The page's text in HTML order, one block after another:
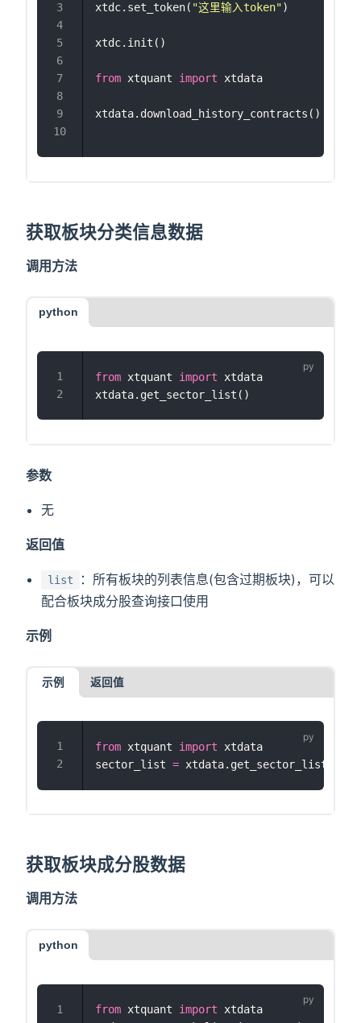
xtdc.set_token( "这里输入token")
xtdc.init()
from xtquant import xtdata
xtdata.download_history_contracts()
获取板块分类信息数据
调用方法
python
from xtquant import xtdata
xtdata.get_sector_list()
参数
无
返回值
list
：所有板块的列表信息(包含过期板块)，可以
配合板块成分股查询接口使用
示例
示例 返回值
from xtquant import xtdata
sector_list = xtdata.get_sector_list()
获取板块成分股数据
调用方法
python
from xtquant import xtdata